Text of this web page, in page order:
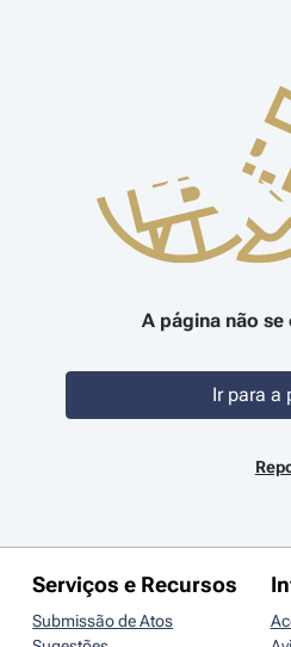
A página não
Ir para a
Serviços e Recursos
Submissão de Atos